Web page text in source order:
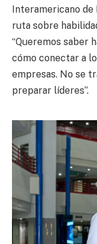
Interamericano
ruta sobre
“Queremos saber
cómo conectar a
empresas. No se
preparar líderes”.